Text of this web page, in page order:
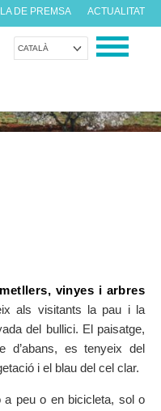
CATALÀ
DE PREMSA ACTUALITAT
vinyes i arbres
als visitants la pau i la
del bullici. El paisatge,
es tenyeix del
i el blau del cel clar.
a peu o en bicicleta, sol o